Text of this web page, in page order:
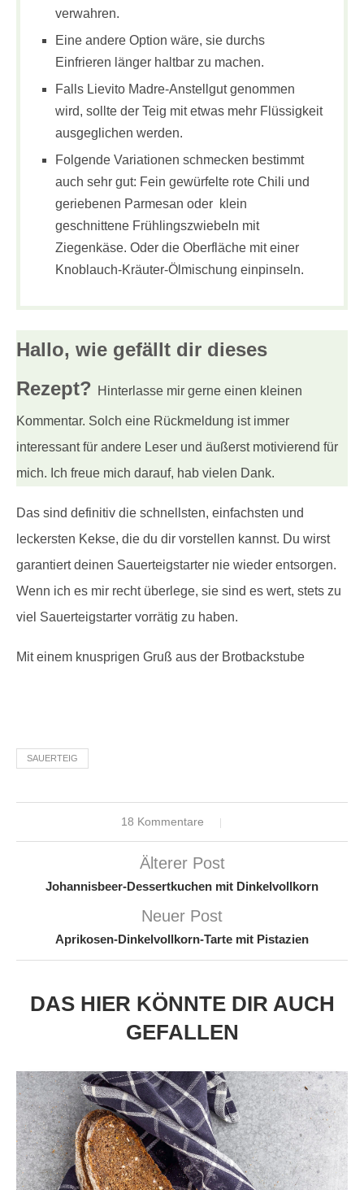
verwahren.
Eine andere Option wäre, sie durchs
Einfrieren länger haltbar zu machen.
Falls Lievito Madre-Anstellgut genommen
wird, sollte der Teig mit etwas mehr Flüssigkeit
ausgeglichen werden.
Folgende Variationen schmecken bestimmt
auch sehr gut: Fein gewürfelte rote Chili und
geriebenen Parmesan oder klein
geschnittene Frühlingszwiebeln mit
Ziegenkäse. Oder die Oberfläche mit einer
Knoblauch-Kräuter-Ölmischung einpinseln.
Hallo, wie gefällt dir dieses
Rezept? Hinterlasse mir gerne einen kleinen
Kommentar. Solch eine Rückmeldung ist immer
interessant für andere Leser und äußerst motivierend für
mich. Ich freue mich darauf, hab vielen Dank.
Das sind definitiv die schnellsten, einfachsten und
leckersten Kekse, die du dir vorstellen kannst. Du wirst
garantiert deinen Sauerteigstarter nie wieder entsorgen.
Wenn ich es mir recht überlege, sie sind es wert, stets zu
viel Sauerteigstarter vorrätig zu haben.
Mit einem knusprigen Gruß aus der Brotbackstube
SAUERTEIG
18 Kommentare
Älterer Post
Johannisbeer-Dessertkuchen mit Dinkelvollkorn
Neuer Post
Aprikosen-Dinkelvollkorn-Tarte mit Pistazien
DAS HIER KÖNNTE DIR AUCH
GEFALLEN